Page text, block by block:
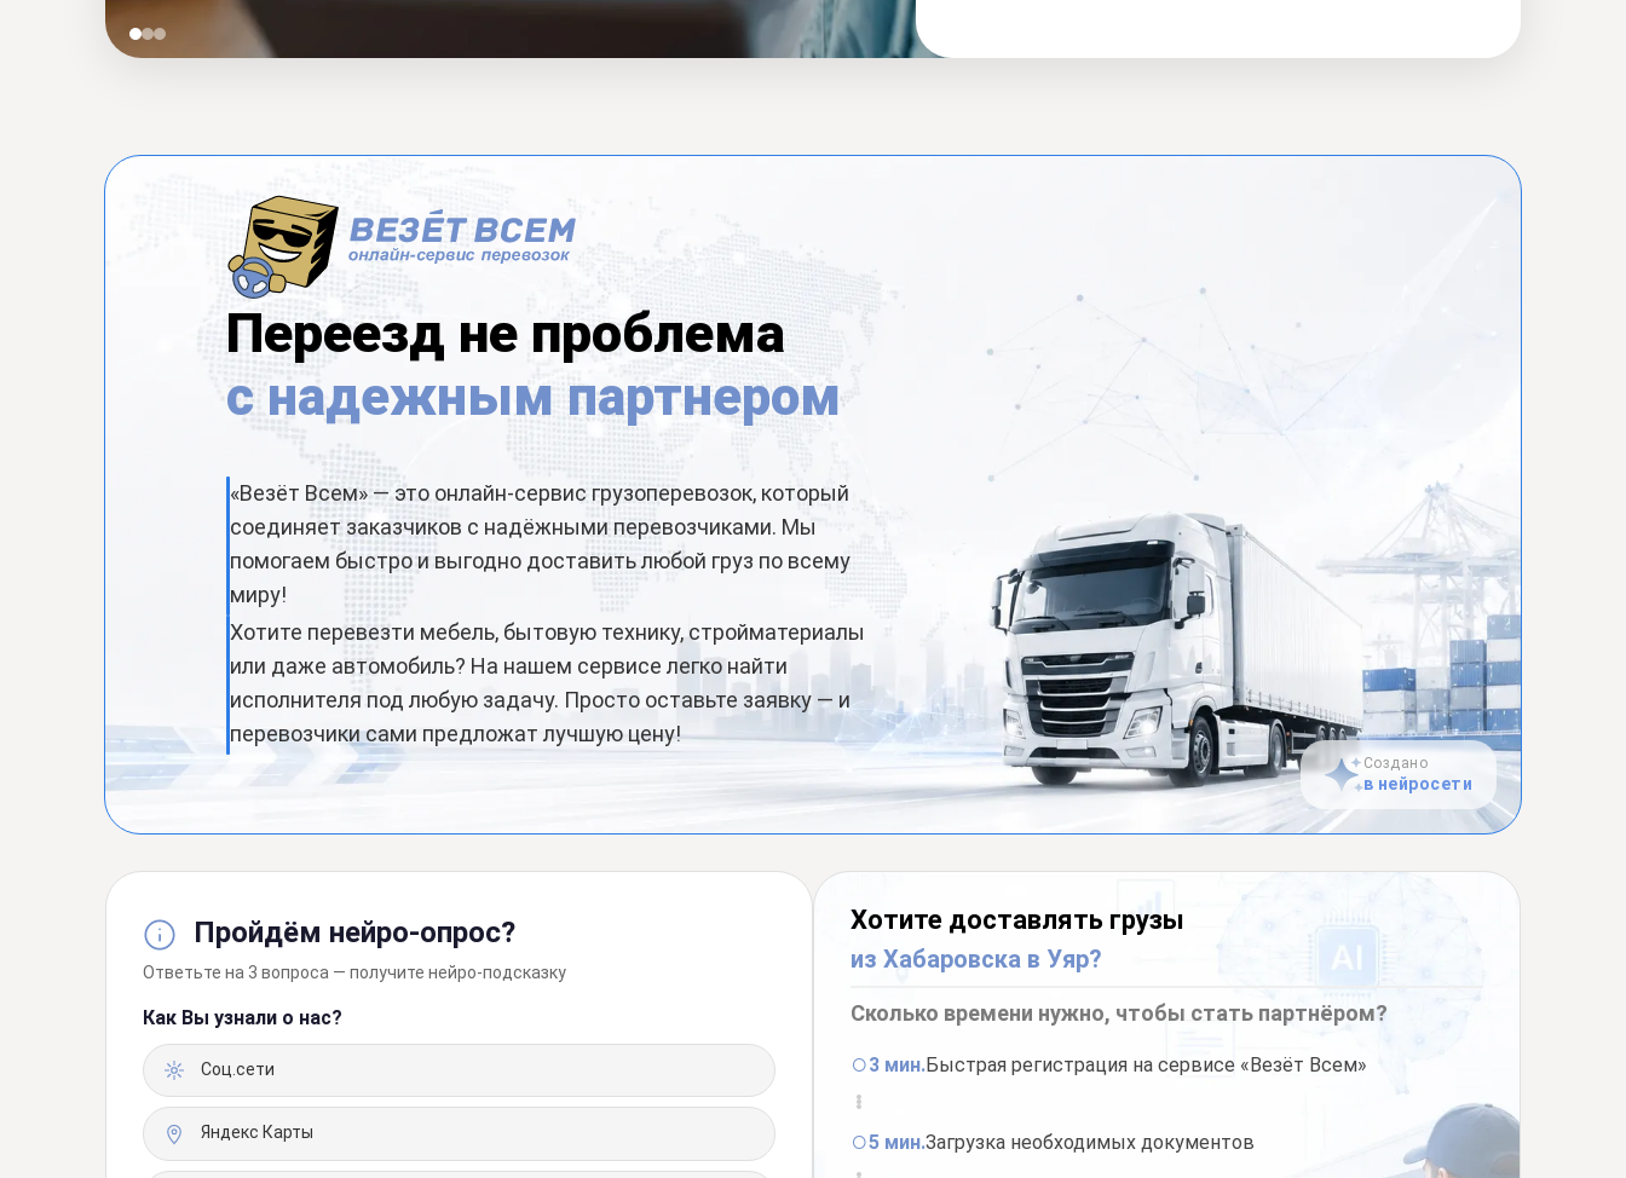
Переезд не проблема
с надежным партнером
«Везёт Всем» — это онлайн-сервис грузоперевозок, который
соединяет заказчиков с надёжными перевозчиками. Мы
помогаем быстро и выгодно доставить любой груз по всему
миру!
Хотите перевезти мебель, бытовую технику, стройматериалы
или даже автомобиль? На нашем сервисе легко найти
исполнителя под любую задачу. Просто оставьте заявку — и
перевозчики сами предложат лучшую цену!
Создано
в нейросети
Пройдём нейро-опрос?
Ответьте на 3 вопроса — получите нейро-подсказку
Как Вы узнали о нас?
Соц.сети
Яндекс Карты
Хотите доставлять грузы
из Хабаровска в Уяр?
Сколько времени нужно, чтобы стать партнёром?
3 мин.Быстрая регистрация на сервисе «Везёт Всем»
5 мин.Загрузка необходимых документов